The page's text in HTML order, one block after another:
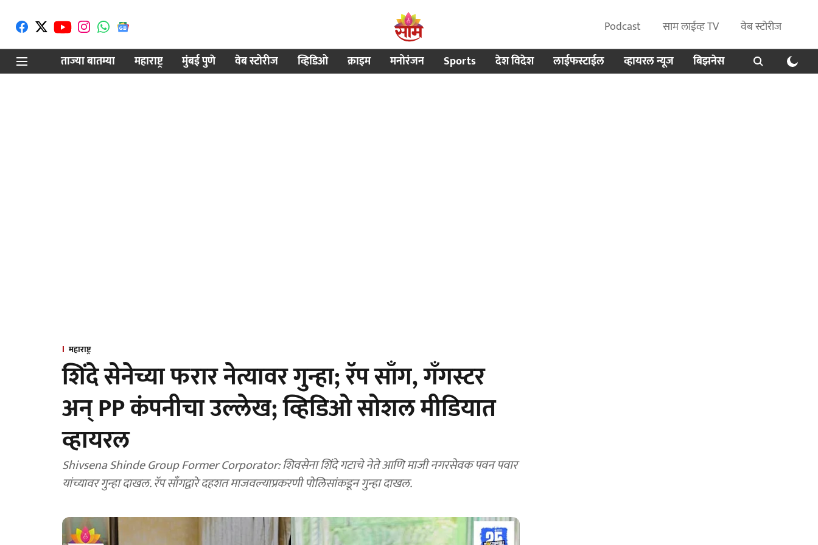
Podcast साम लाईव्ह TV
वेब स्टोरीज
ताज्या बातम्या
महाराष्ट्र मुंबई पुणे वेब स्टोरीज व्हिडिओ क्राइम मनोरंजन Sports देश विदेश लाईफस्टाईल व्हायरल न्यूज बिझनेस
महाराष्ट्र
शिंदे सेनेच्या फरार नेत्यावर गुन्हा; रॅप साँग, गँगस्टर
अन् PP कंपनीचा उल्लेख; व्हिडिओ सोशल मीडियात
व्हायरल
Shivsena Shinde Group Former Corporator: शिवसेना शिंदे गटाचे नेते आणि माजी नगरसेवक पवन पवार
यांच्यावर गुन्हा दाखल. रॅप साँगद्वारे दहशत माजवल्याप्रकरणी पोलिसांकडून गुन्हा दाखल.